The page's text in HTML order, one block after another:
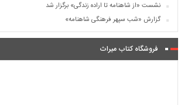
نشست «از شاهنامه تا اراده زندگی» برگزار شد
گزارش «شب سپهر فرهنگی شاهنامه»
فروشگاه کتاب میراث